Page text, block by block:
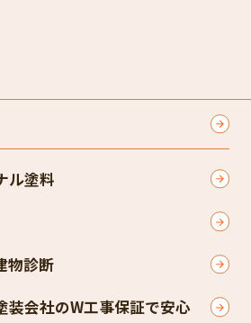
ル塗料
物診断
装会社のW工事保証で安心